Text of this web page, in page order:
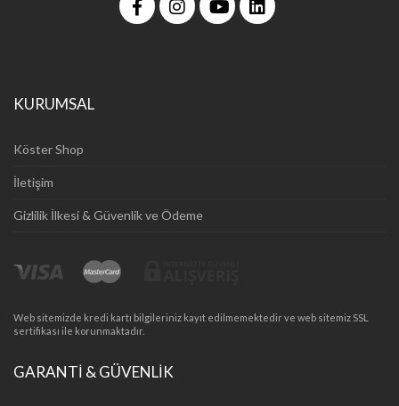
KURUMSAL
Köster Shop
İletişim
Gizlilik İlkesi & Güvenlik ve Ödeme
Web sitemizde kredi kartı bilgileriniz kayıt edilmemektedir ve web sitemiz SSL
sertifikası ile korunmaktadır.
GARANTİ & GÜVENLİK